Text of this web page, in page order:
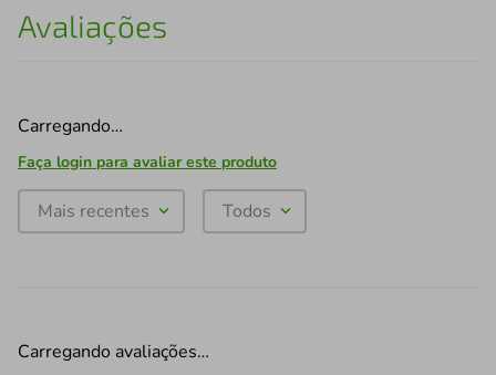
Avaliações
Carregando…
Faça login para avaliar este produto
Mais recentes Todos
Carregando avaliações…